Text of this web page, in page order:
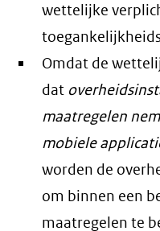
wettelijke
Omdat de
dat
maatregelen
mobiele
worden de
om binnen een
maatregelen te